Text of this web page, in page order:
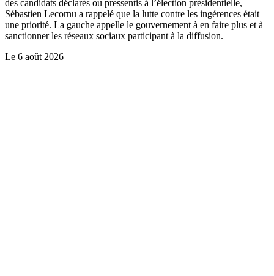
des candidats déclarés ou pressentis à l’élection présidentielle,
Sébastien Lecornu a rappelé que la lutte contre les ingérences était
une priorité. La gauche appelle le gouvernement à en faire plus et à
sanctionner les réseaux sociaux participant à la diffusion.
Le 6 août 2026